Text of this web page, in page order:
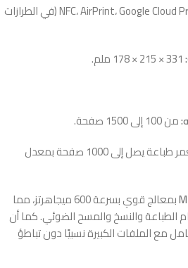
NFC، AirPrint، Google Cloud Print (في الطرازات
من 100 إلى 1500 صفحة.
MLT-D111S بعمر طباعة يصل إلى 1000 صفحة بمعدل
بمعالج قوي بسرعة 600 ميجاهرتز، مما
والنسخ والمسح الضوئي. كما أن
للتعامل مع الملفات الكبيرة نسبيًا دون تباطؤ